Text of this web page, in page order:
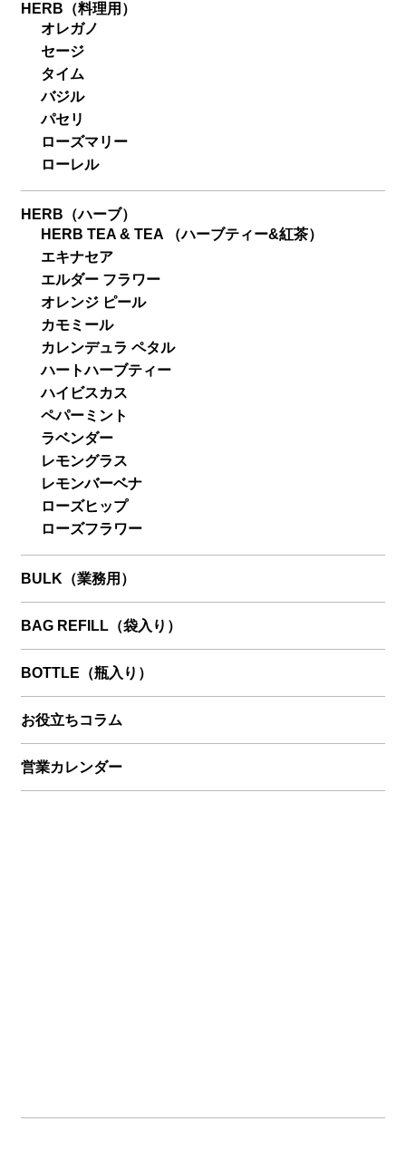
HERB（料理用）
オレガノ
セージ
タイム
バジル
パセリ
ローズマリー
ローレル
HERB（ハーブ）
HERB TEA & TEA （ハーブティー&紅茶）
エキナセア
エルダー フラワー
オレンジ ピール
カモミール
カレンデュラ ペタル
ハートハーブティー
ハイビスカス
ペパーミント
ラベンダー
レモングラス
レモンバーベナ
ローズヒップ
ローズフラワー
BULK（業務用）
BAG REFILL（袋入り）
BOTTLE（瓶入り）
お役立ちコラム
営業カレンダー